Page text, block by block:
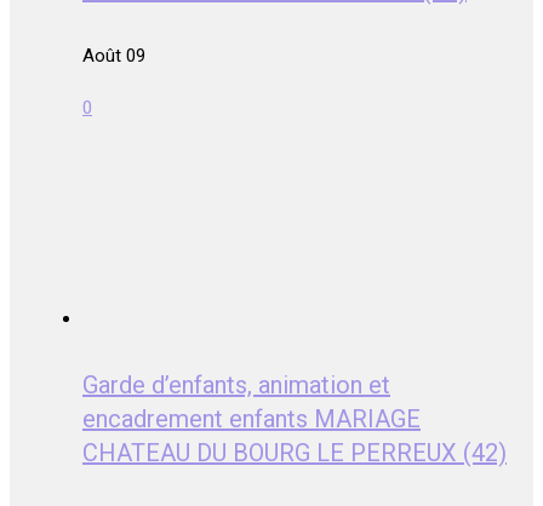
Août 09
0
Garde d’enfants, animation et
encadrement enfants MARIAGE
CHATEAU DU BOURG LE PERREUX (42)